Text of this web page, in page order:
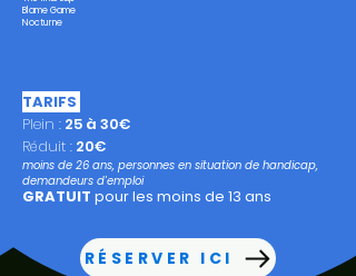
Blame Game
Nocturne
TARIFS
Plein : 25 à 30€
Réduit : 20€
moins de 26 ans, personnes en situation de handicap,
demandeurs d'emploi
GRATUIT pour les moins de 13 ans
RÉSERVER ICI